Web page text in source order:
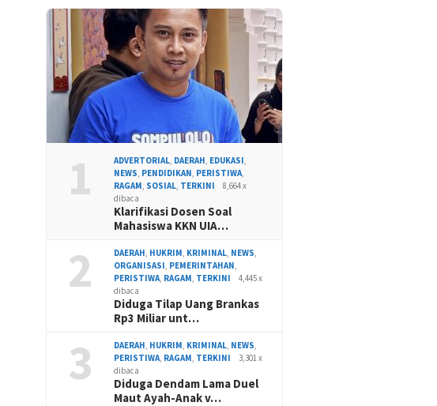
1 ADVERTORIAL DAERAH EDUKASI
NEWS PENDIDIKAN PERISTIWA
RAGAM SOSIAL TERKINI
8,664 x
dibaca
Klarifikasi Dosen Soal
Mahasiswa KKN UIA…
2 DAERAH HUKRIM KRIMINAL NEWS
ORGANISASI PEMERINTAHAN
PERISTIWA RAGAM TERKINI
4,445 x
dibaca
Diduga Tilap Uang Brankas
Rp3 Miliar unt…
3 DAERAH HUKRIM KRIMINAL NEWS
PERISTIWA RAGAM TERKINI
3,301 x
dibaca
Diduga Dendam Lama Duel
Maut Ayah-Anak v…